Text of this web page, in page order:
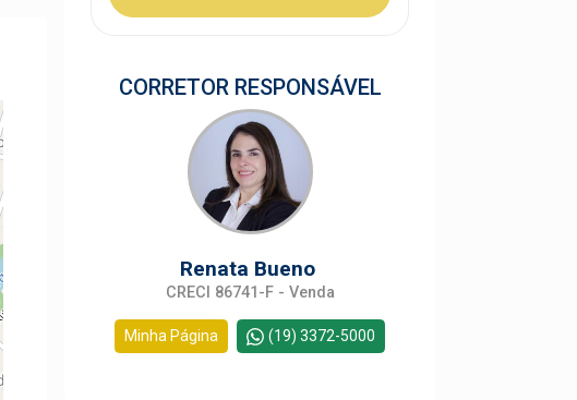
CORRETOR RESPONSÁVEL
Renata Bueno
CRECI 86741-F - Venda
Minha Página (19) 3372-5000